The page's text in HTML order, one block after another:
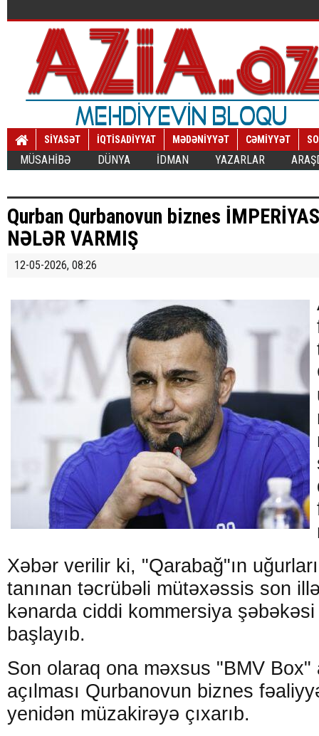
SİYASƏT İQTİSADİYYAT MƏDƏNİYYƏT CƏMİYYƏT
MÜSAHİBƏ DÜNYA İDMAN YAZARLAR
Qurban Qurbanovun biznes
NƏLƏR VARMIŞ
12-05-2026, 08:26
Xəbər verilir ki, "Qarabağ"ın
tanınan təcrübəli mütəxəssis son
kənarda ciddi kommersiya şəbəkəsi
başlayıb.
Son olaraq ona məxsus "BMV Box"
açılması Qurbanovun biznes
yenidən müzakirəyə çıxarıb.